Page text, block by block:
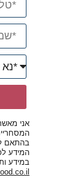
אני
בהתאם
המידע
במידע